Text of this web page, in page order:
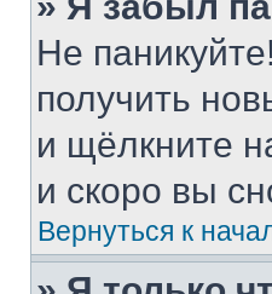
Не
получить
и щёлкните
и скоро вы
Вернуться к